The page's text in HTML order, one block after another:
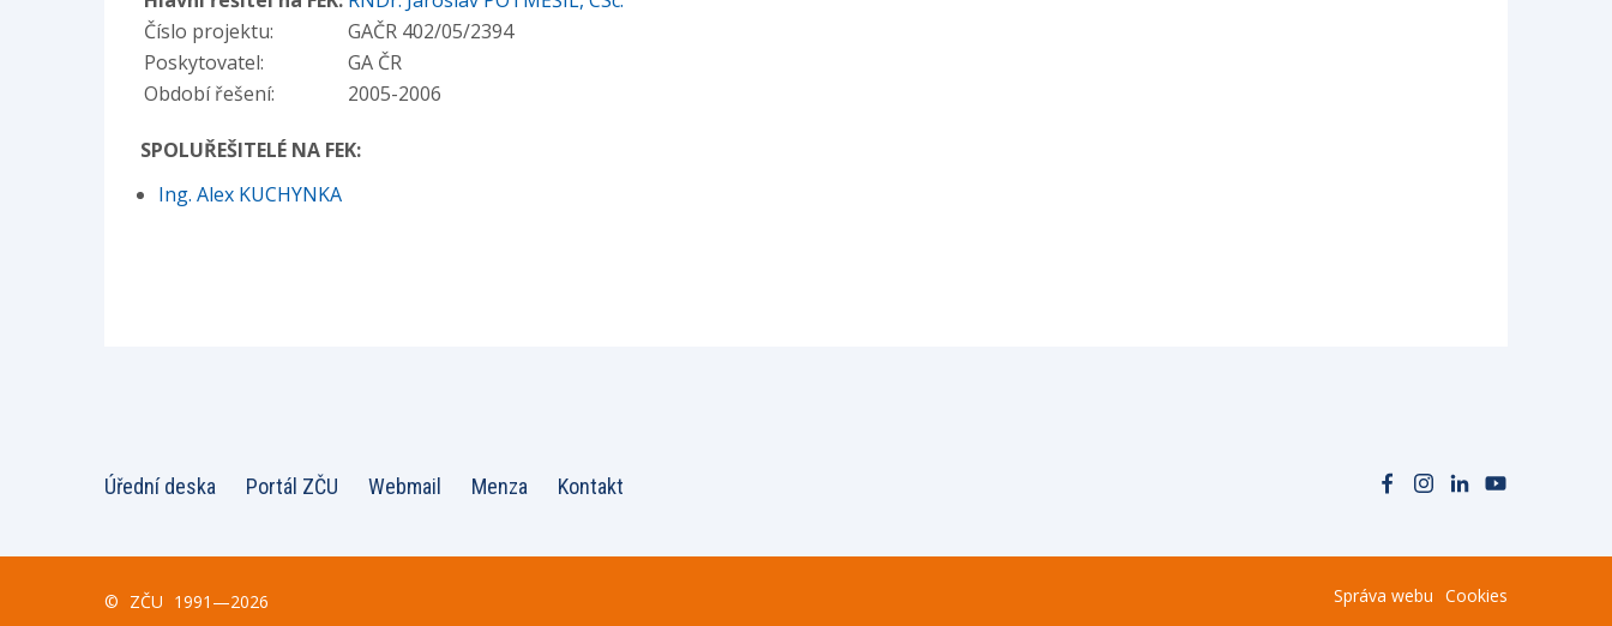
Číslo projektu:
GAČR 402/05/2394
Poskytovatel:
GA ČR
Období řešení:
2005-2006
SPOLUŘEŠITELÉ NA FEK:
Ing. Alex KUCHYNKA
Úřední deska Portál ZČU Webmail Menza Kontakt
© ZČU 1991—2026 Správa webu Cookies